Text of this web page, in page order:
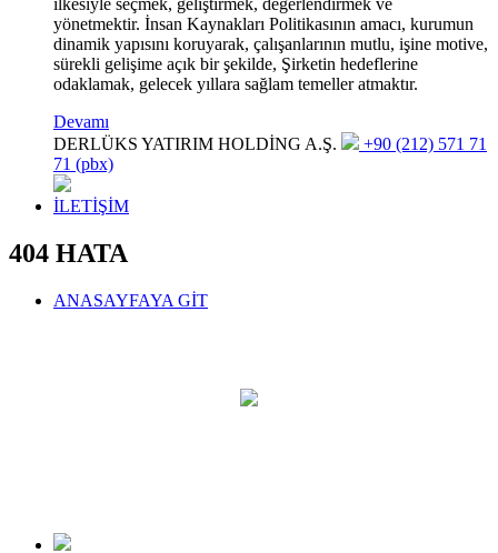
yönetmektir. İnsan Kaynakları Politikasının amacı, kurumun
dinamik yapısını koruyarak, çalışanlarının mutlu, işine motive,
sürekli gelişime açık bir şekilde, Şirketin hedeflerine
odaklamak, gelecek yıllara sağlam temeller atmaktır.
Devamı
DERLÜKS YATIRIM HOLDİNG A.Ş.
+90 (212) 571 71
71 (pbx)
İLETİŞİM
404 HATA
ANASAYFAYA GİT